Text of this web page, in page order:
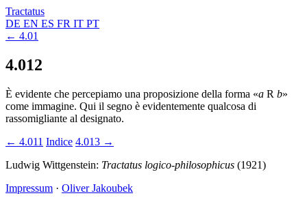
Tractatus
DE EN ES FR IT PT
← 4.01
4.012
È evidente che percepiamo una proposizione della forma «a R b»
come immagine. Qui il segno è evidentemente qualcosa di
rassomigliante al designato.
← 4.011 Indice 4.013 →
Ludwig Wittgenstein: Tractatus logico-philosophicus (1921)
Impressum · Oliver Jakoubek